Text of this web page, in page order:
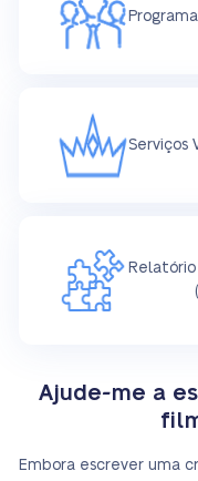
Serviços
Ajude-me a
Embora escrever uma